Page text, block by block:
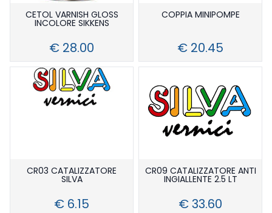
CETOL VARNISH GLOSS
INCOLORE SIKKENS
€ 28.00
COPPIA MINIPOMPE
€ 20.45
CR03 CATALIZZATORE
SILVA
€ 6.15
CR09 CATALIZZATORE ANTI
INGIALLENTE 2.5 LT
€ 33.60